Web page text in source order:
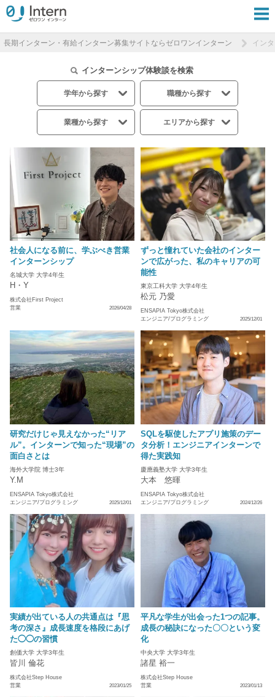
長期インターン・有給インターン募集サイトならゼロワンインターン イン
インターンシップ体験談を検索
学年から探す 職種から探す
業種から探す エリアから探す
社会人になる前に、学ぶべき営業
インターンシップ
名城大学 大学4年生
H・Y
株式会社First Project
営業
2026/04/28
ずっと憧れていた会社のインター
ンで広がった、私のキャリアの可
能性
東京工科大学 大学4年生
松元 乃愛
ENSAPIA Tokyo株式会社
エンジニア/プログラミング
2025/12/01
研究だけじゃ見えなかった“リア
ル”。インターンで知った“現場”の
面白さとは
海外大学院 博士3年
Y.M
ENSAPIA Tokyo株式会社
エンジニア/プログラミング
2025/12/01
SQLを駆使したアプリ施策のデー
タ分析！エンジニアインターンで
得た実践知
慶應義塾大学 大学3年生
大本 悠暉
ENSAPIA Tokyo株式会社
エンジニア/プログラミング
2024/12/26
実績が出ている人の共通点は『思
考の深さ』成長速度を格段にあげ
た◯◯の習慣
創価大学 大学3年生
皆川 倫花
株式会社Step House
営業
2023/01/25
平凡な学生が出会った1つの記事。
成長の秘訣になった〇〇という変
化
中央大学 大学3年生
諸星 裕一
株式会社Step House
営業
2023/01/13